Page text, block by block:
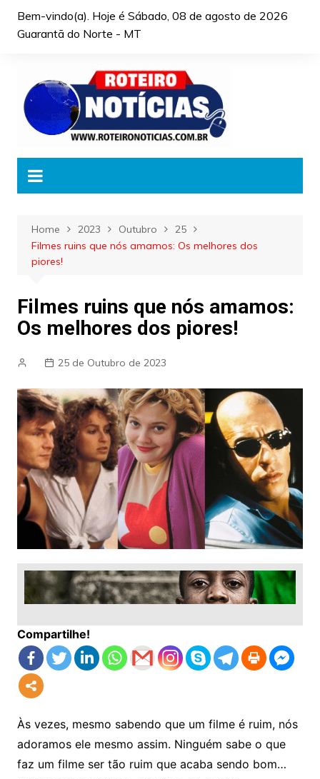
Bem-vindo(a). Hoje é Sábado, 08 de agosto de 2026
Guarantã do Norte - MT
Home 2023 Outubro
25
Filmes ruins que nós amamos: Os melhores dos
piores!
Filmes ruins que nós amamos:
Os melhores dos piores!
25 de Outubro de 2023
Compartilhe!
Às vezes, mesmo sabendo que um filme é ruim, nós
adoramos ele mesmo assim. Ninguém sabe o que
faz um filme ser tão ruim que acaba sendo bom…